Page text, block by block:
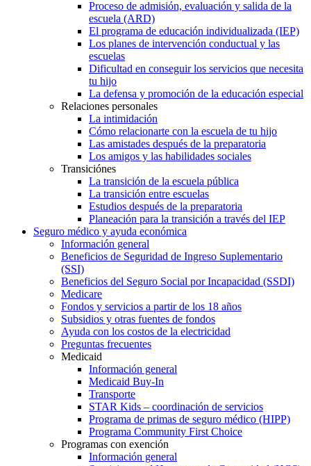
Proceso de admisión, evaluación y salida de la
escuela (ARD)
El programa de educación individualizada (IEP)
Los planes de intervención conductual y las
escuelas
Dificultad en conseguir los servicios que necesita
tu hijo
La defensa y promoción de la educación especial
Relaciones personales
La intimidación
Cómo relacionarte con la escuela de tu hijo
Las amistades después de la preparatoria
Los amigos y las habilidades sociales
Transiciónes
La transición de la escuela pública
La transición entre escuelas
Estudios después de la preparatoria
Planeación para la transición a través del IEP
Seguro médico y ayuda económica
Información general
Beneficios de Seguridad de Ingreso Suplementario
(SSI)
Beneficios del Seguro Social por Incapacidad (SSDI)
Medicare
Fondos y servicios a partir de los 18 años
Subsidios y otras fuentes de fondos
Ayuda con los costos de la electricidad
Preguntas frecuentes
Medicaid
Información general
Medicaid Buy-In
Transporte
STAR Kids – coordinación de servicios
Programa de primas de seguro médico (HIPP)
Programa Community First Choice
Programas con exención
Información general